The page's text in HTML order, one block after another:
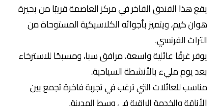
يقع هذا الفندق الفاخر في مركز العاصمة قريبًا من بحيرة
هوان كيم، ويتميز بأجوائه الكلاسيكية المستوحاة من
التراث الفرنسي.
يوفر غرفًا عائلية واسعة، مرافق سبا، ومسبحًا للاسترخاء
بعد يوم مليء بالأنشطة السياحية.
مناسب للعائلات التي ترغب في تجربة فاخرة تجمع بين